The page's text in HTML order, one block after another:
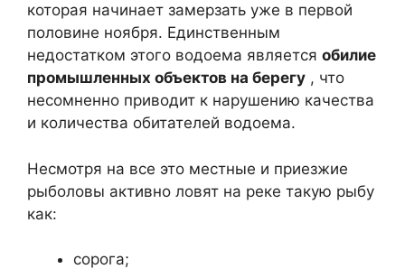
которая начинает замерзать уже в первой
половине ноября. Единственным
недостатком этого водоема является обилие
промышленных объектов на берегу , что
несомненно приводит к нарушению качества
и количества обитателей водоема.
Несмотря на все это местные и приезжие
рыболовы активно ловят на реке такую рыбу
как:
сорога;